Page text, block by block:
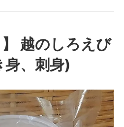
】 越のしろえび
、刺身)